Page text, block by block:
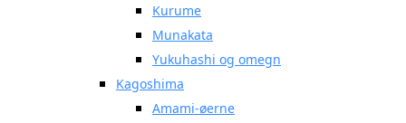
Kurume
Munakata
Yukuhashi og omegn
Kagoshima
Amami-øerne